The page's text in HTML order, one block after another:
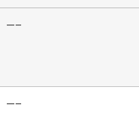
—–
—–